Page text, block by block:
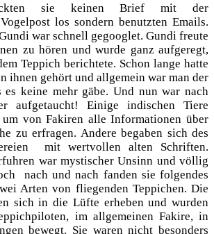
sie keinen Brief mit der
los sondern benutzten Emails.
war schnell gegooglet. Gundi freute
zu hören und wurde ganz aufgeregt,
Teppich berichtete. Schon lange hatte
ihnen gehört und allgemein war man der
es keine mehr gäbe. Und nun war nach
aufgetaucht! Einige indischen Tiere
um von Fakiren alle Informationen über
zu erfragen. Andere begaben sich des
mit wertvollen alten Schriften.
war mystischer Unsinn und völlig
nach und nach fanden sie folgendes
Arten von fliegenden Teppichen. Die
sich in die Lüfte erheben und wurden
im allgemeinen Fakire, in
bewegt. Sie waren nicht besonders